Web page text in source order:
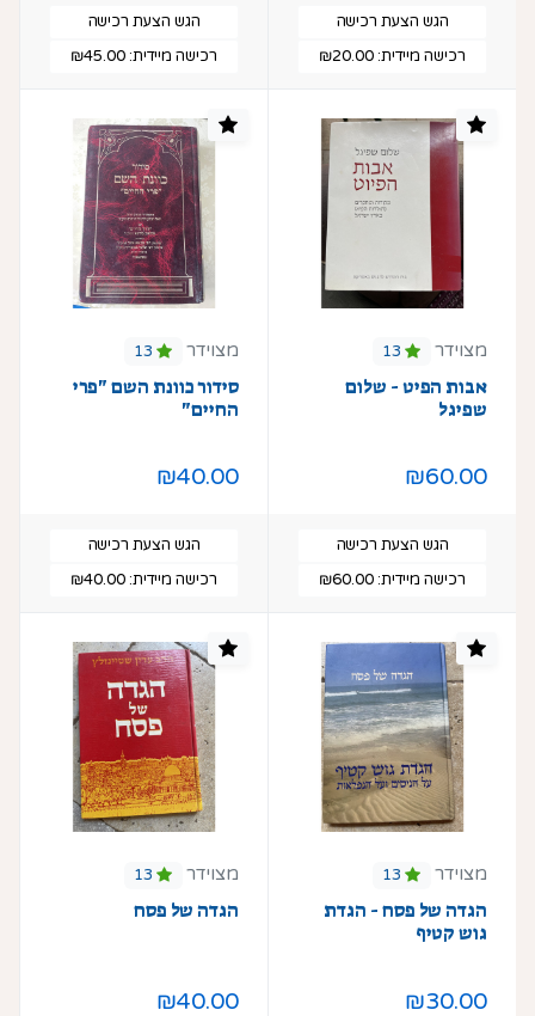
הגש הצעת רכישה
רכישה מיידית:₪20.00
הגש הצעת רכישה
רכישה מיידית:₪45.00
מצוידר 13
אבות הפיט - שלום
שפיגל
₪60.00
הגש הצעת רכישה
רכישה מיידית:₪60.00
מצוידר 13
סידור כוונת השם "פרי
החיים"
₪40.00
הגש הצעת רכישה
רכישה מיידית:₪40.00
מצוידר 13
הגדה של פסח - הגדת
גוש קטיף
₪30.00
מצוידר 13
הגדה של פסח
₪40.00